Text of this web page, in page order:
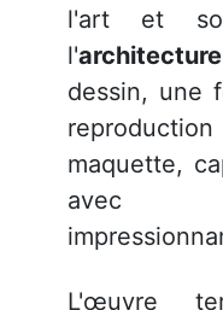
l'art et
l'
dessin, une
maquette,
avec
L'œuvre